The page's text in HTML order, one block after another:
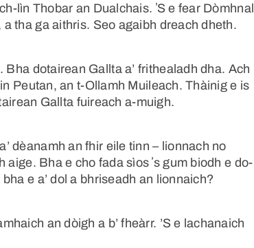
lìn Thobar an Dualchais. ʼS e fear Dòmhnall
tha ga aithris. Seo agaibh dreach dheth.
. Bha dotairean Gallta a’ frithealadh dha. Ach
Peutan, an t-Ollamh Muileach. Thàinig e is
Gallta fuireach a-muigh.
dèanamh an fhir eile tinn – lionnach no
aige. Bha e cho fada sìos ʼs gum biodh e do-
e a’ dol a bhriseadh an lionnaich?
an dòigh a b’ fheàrr. ’S e lachanaich